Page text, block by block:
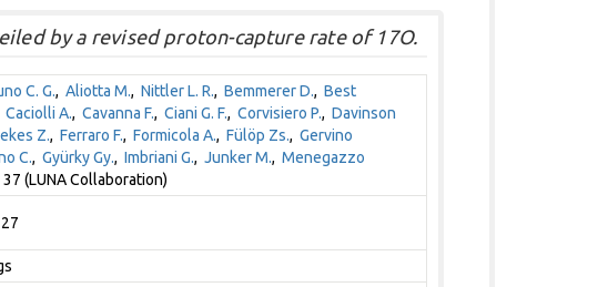
by a revised proton-capture rate of 17O.
C. G., Aliotta M., Nittler L. R., Bemmerer D., Best
Caciolli A., Cavanna F., Ciani G. F., Corvisiero P., Davinson
Z., Ferraro F., Formicola A., Fülöp Zs., Gervino
C., Gyürky Gy., Imbriani G., Junker M., Menegazzo
37 (LUNA Collaboration)